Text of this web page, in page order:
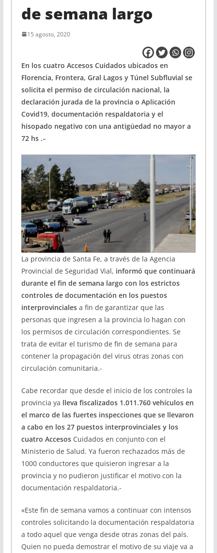
de semana largo
15 agosto, 2020
En los cuatro Accesos Cuidados ubicados en
Florencia, Frontera, Gral Lagos y Túnel Subfluvial se
solicita el permiso de circulación nacional, la
declaración jurada de la provincia o Aplicación
Covid19, documentación respaldatoria y el
hisopado negativo con una antigüedad no mayor a
72 hs .–
La provincia de Santa Fe, a través de la Agencia
Provincial de Seguridad Vial, informó que continuará
durante el fin de semana largo con los estrictos
controles de documentación en los puestos
interprovincialesa fin de garantizar que las
personas que ingresen a la provincia lo hagan con
los permisos de circulación correspondientes. Se
trata de evitar el turismo de fin de semana para
contener la propagación del virus otras zonas con
circulación comunitaria.-
Cabe recordar que desde el inicio de los controles la
provincia ya lleva fiscalizados 1.011.760 vehículos en
el marco de las fuertes inspecciones que se llevaron
a cabo en los 27 puestos interprovinciales y los
cuatro AccesosCuidados en conjunto con el
Ministerio de Salud. Ya fueron rechazados más de
1000 conductores que quisieron ingresar a la
provincia y no pudieron justificar el motivo con la
documentación respaldatoria.-
«Este fin de semana vamos a continuar con intensos
controles solicitando la documentación respaldatoria
a todo aquel que venga desde otras zonas del país.
Quien no pueda demostrar el motivo de su viaje va a